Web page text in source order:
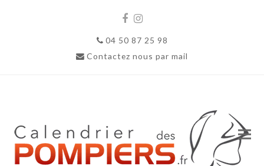
Facebook
Instagram
04 50 87 25 98
Contactez nous par mail